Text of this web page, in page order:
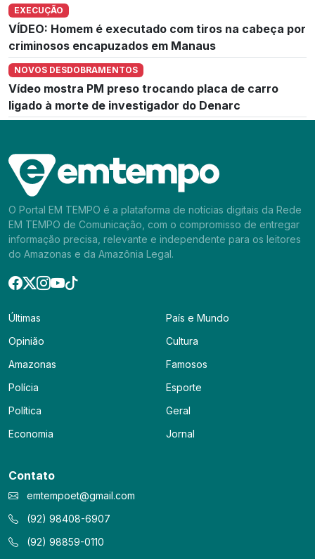
EXECUÇÃO
VÍDEO: Homem é executado com tiros na cabeça por
criminosos encapuzados em Manaus
NOVOS DESDOBRAMENTOS
Vídeo mostra PM preso trocando placa de carro
ligado à morte de investigador do Denarc
O Portal EM TEMPO é a plataforma de notícias digitais da Rede
EM TEMPO de Comunicação, com o compromisso de entregar
informação precisa, relevante e independente para os leitores
do Amazonas e da Amazônia Legal.
Últimas
Opinião
Amazonas
Polícia
Política
Economia
País e Mundo
Cultura
Famosos
Esporte
Geral
Jornal
Contato
emtempoet@gmail.com
(92) 98408-6907
(92) 98859-0110